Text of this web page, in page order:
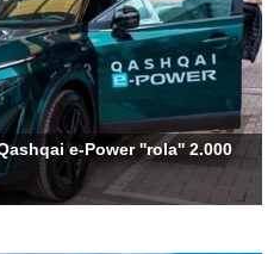
e-Power ''rola'' 2.000